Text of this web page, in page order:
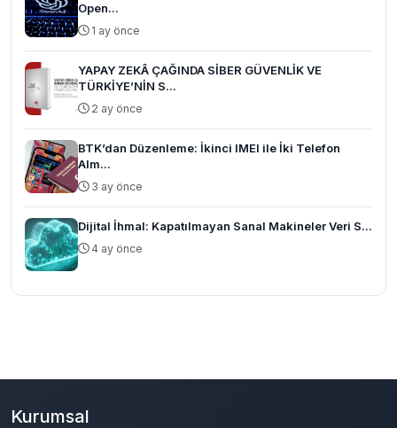
Open...
1 ay önce
YAPAY ZEKÂ ÇAĞINDA SİBER GÜVENLİK VE
TÜRKİYE’NİN S...
2 ay önce
BTK’dan Düzenleme: İkinci IMEI ile İki Telefon
Alm...
3 ay önce
Dijital İhmal: Kapatılmayan Sanal Makineler Veri S...
4 ay önce
Kurumsal